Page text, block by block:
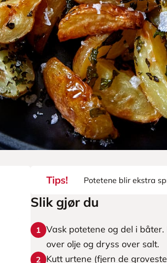
Tips! Potetene blir ekstra
Slik gjør du
1 Vask potetene og del i
over olje og dryss over salt.
2
Kutt urtene (fjern de